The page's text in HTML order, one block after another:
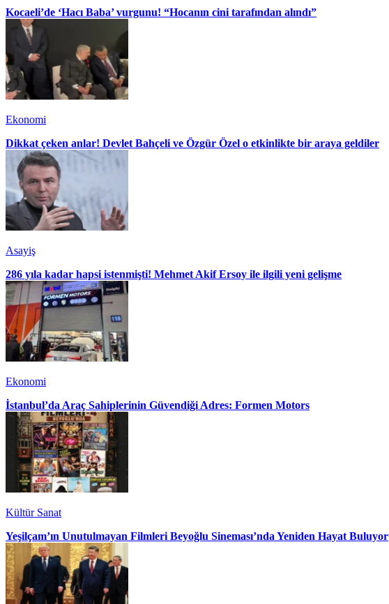
Kocaeli’de ‘Hacı Baba’ vurgunu! “Hocanın cini tarafından alındı”
Ekonomi
Dikkat çeken anlar! Devlet Bahçeli ve Özgür Özel o etkinlikte bir araya geldiler
Asayiş
286 yıla kadar hapsi istenmişti! Mehmet Akif Ersoy ile ilgili yeni gelişme
Ekonomi
İstanbul’da Araç Sahiplerinin Güvendiği Adres: Formen Motors
Kültür Sanat
Yeşilçam’ın Unutulmayan Filmleri Beyoğlu Sineması’nda Yeniden Hayat Buluyor